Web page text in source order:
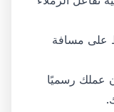
على مسافة
عملك رسميًا